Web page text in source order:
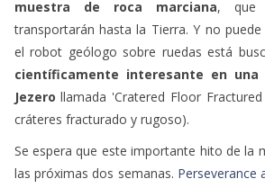
muestra de roca marciana, que
transportarán hasta la Tierra. Y no
el robot geólogo sobre ruedas está
científicamente interesante en
Jezero llamada 'Cratered Floor
cráteres fracturado y rugoso).
Se espera que este importante hito de la
las próximas dos semanas. Perseverance